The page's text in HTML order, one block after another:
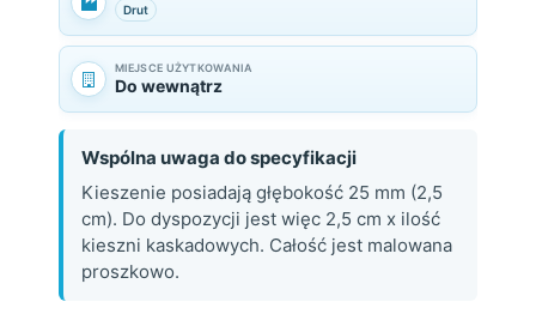
Drut
MIEJSCE UŻYTKOWANIA
Do wewnątrz
Wspólna uwaga do specyfikacji
Kieszenie posiadają głębokość 25 mm (2,5
cm). Do dyspozycji jest więc 2,5 cm x ilość
kieszni kaskadowych. Całość jest malowana
proszkowo.